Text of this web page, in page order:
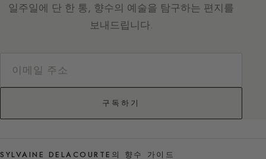
일주일에 단 한 통, 향수의 예술을 탐구하는 편지를
보내드립니다.
구독하기
SYLVAINE DELACOURTE의 향수 가이드